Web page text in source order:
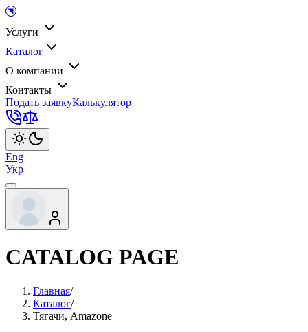
Услуги
Каталог
О компании
Контакты
Подать заявкуКалькулятор
Eng
Укр
CATALOG PAGE
Главная/
Каталог/
Тягачи, Amazone